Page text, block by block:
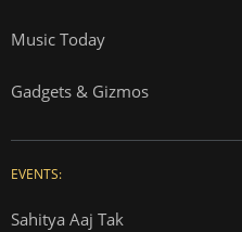
Music Today
Gadgets & Gizmos
EVENTS:
Sahitya Aaj Tak